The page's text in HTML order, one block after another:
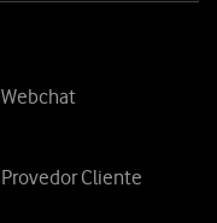
Webchat
Provedor Cliente